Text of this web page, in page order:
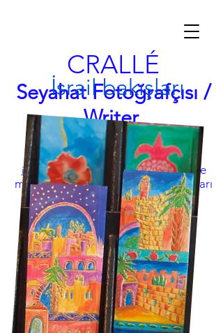
CRALLÉ
Seyahat Fotoğrafçısı /
Writer
özü kovalamak
info@garycralle.com| Görüntüler ve
metin © 2022 Gary Crallé | Tüm hakları
Saklıdır
İsrail bakışları